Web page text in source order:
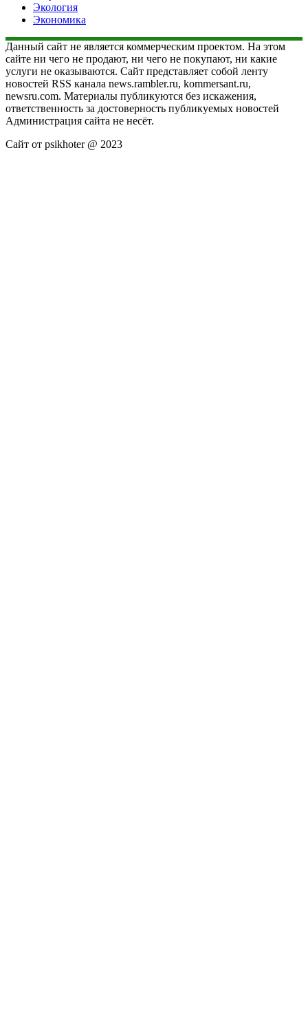
Экология
Экономика
Данный сайт не является коммерческим проектом. На этом
сайте ни чего не продают, ни чего не покупают, ни какие
услуги не оказываются. Сайт представляет собой ленту
новостей RSS канала news.rambler.ru, kommersant.ru,
newsru.com. Материалы публикуются без искажения,
ответственность за достоверность публикуемых новостей
Администрация сайта не несёт.
Сайт от psikhoter @ 2023